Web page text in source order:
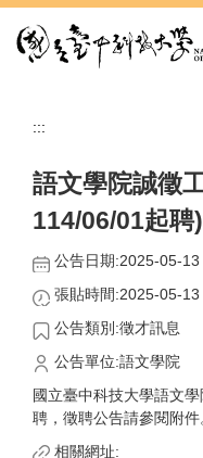
到
:::
語文學院誠徵
114/06/01起聘)
公告日期:2025-05-
張貼時間:2025-05-
公告類別:徵才訊息
公告單位:語文學院
國立臺中科技大學語文
聘，徵聘公告請參閱附件
相關網址: